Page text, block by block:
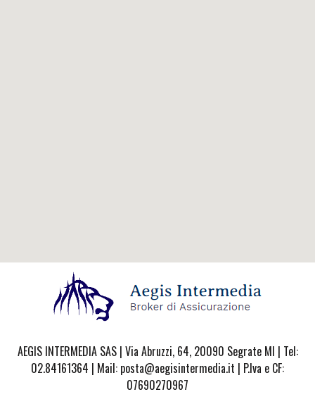
AEGIS INTERMEDIA SAS | Via Abruzzi, 64, 20090 Segrate MI | Tel:
02.84161364 | Mail: posta@aegisintermedia.it | P.Iva e CF:
07690270967